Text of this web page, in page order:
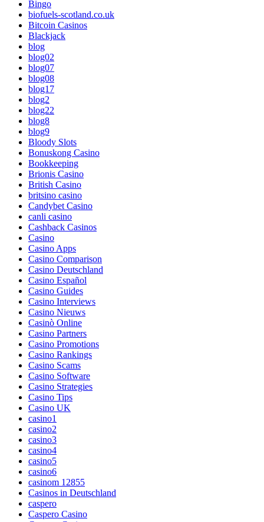
Bingo
biofuels-scotland.co.uk
Bitcoin Casinos
Blackjack
blog
blog02
blog07
blog08
blog17
blog2
blog22
blog8
blog9
Bloody Slots
Bonuskong Casino
Bookkeeping
Brionis Casino
British Casino
britsino casino
Candybet Casino
canli casino
Cashback Casinos
Casino
Casino Apps
Casino Comparison
Casino Deutschland
Casino Español
Casino Guides
Casino Interviews
Casino Nieuws
Casinò Online
Casino Partners
Casino Promotions
Casino Rankings
Casino Scams
Casino Software
Casino Strategies
Casino Tips
Casino UK
casino1
casino2
casino3
casino4
casino5
casino6
casinom 12855
Casinos in Deutschland
caspero
Caspero Casino